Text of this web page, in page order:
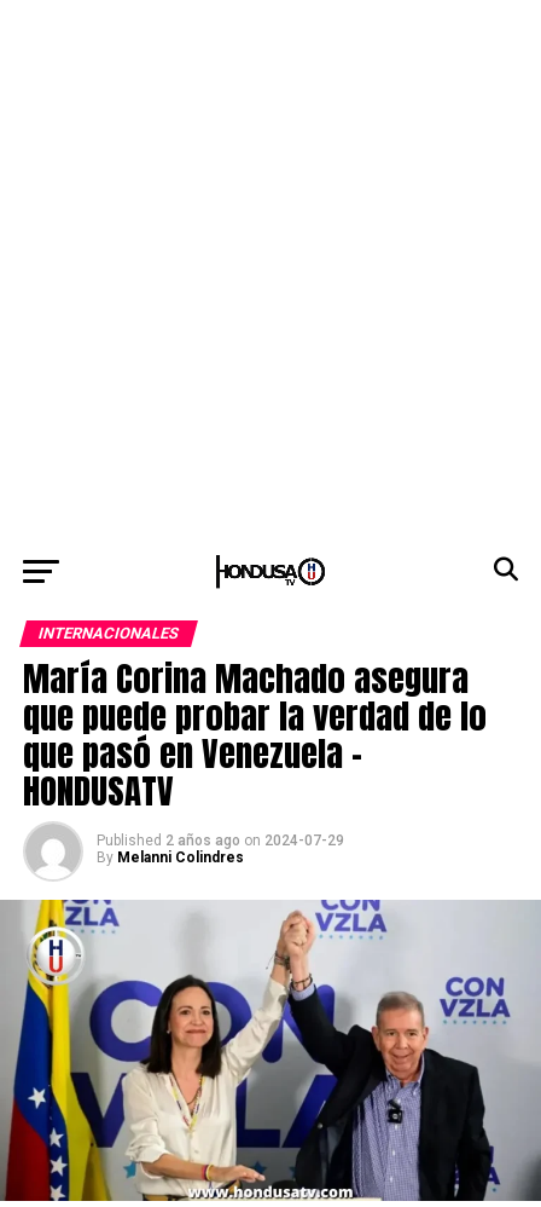
INTERNACIONALES
María Corina Machado asegura
que puede probar la verdad de lo
que pasó en Venezuela –
HONDUSATV
Published 2 años ago on 2024-07-29
By Melanni Colindres